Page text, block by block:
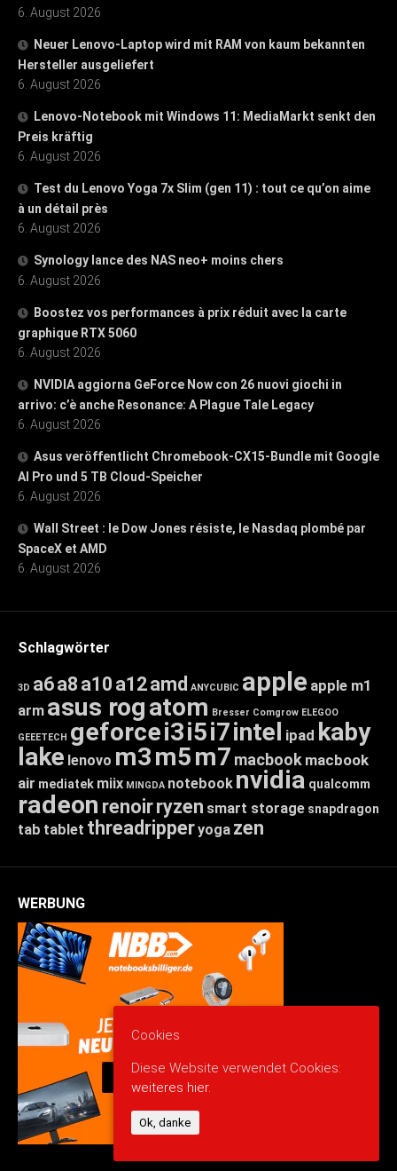
6. August 2026
Neuer Lenovo-Laptop wird mit RAM von kaum bekannten
Hersteller ausgeliefert
6. August 2026
Lenovo-Notebook mit Windows 11: MediaMarkt senkt den
Preis kräftig
6. August 2026
Test du Lenovo Yoga 7x Slim (gen 11) : tout ce qu’on aime
à un détail près
6. August 2026
Synology lance des NAS neo+ moins chers
6. August 2026
Boostez vos performances à prix réduit avec la carte
graphique RTX 5060
6. August 2026
NVIDIA aggiorna GeForce Now con 26 nuovi giochi in
arrivo: c’è anche Resonance: A Plague Tale Legacy
6. August 2026
Asus veröffentlicht Chromebook-CX15-Bundle mit Google
AI Pro und 5 TB Cloud-Speicher
6. August 2026
Wall Street : le Dow Jones résiste, le Nasdaq plombé par
SpaceX et AMD
6. August 2026
Schlagwörter
3D a6a8 a10 a12amd ANYCUBIC apple apple m1
arm asus rogatom Bresser Comgrow ELEGOO
GEEETECH geforcei3i5i7intel ipad kaby
lake lenovo m3m5m7 macbook macbook
air mediatek miix MINGDA notebook nvidia qualcomm
radeon renoirryzen smart storage snapdragon
tab tablet threadripperyoga zen
WERBUNG
Cookies
Diese Website verwendet Cookies:
weiteres hier.
Ok, danke